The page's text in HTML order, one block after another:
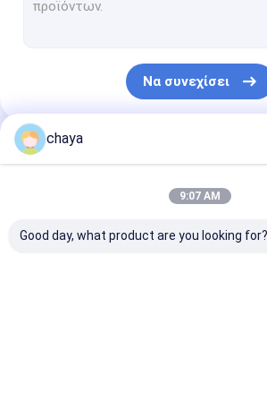
Υπέρυθρος ανιχνευτής φλεβών
ανιχνευτής υπερήχου Doppler
Προσωπικός προστατευτικός
Ψηφιακό τηλεοπτικό ωτοσκόπιο
μάνδρα derma μικροϋπολογιστών
Να συνεχίσει
Οι Κατηγορίες Μας
chaya
9:07 AM
Good day, what product are you looking for?